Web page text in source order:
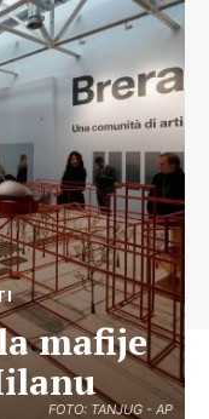
FOTO: TANJUG - AP
mafije